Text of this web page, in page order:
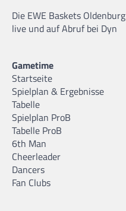
Die EWE Baskets Oldenburg
live und auf Abruf bei Dyn
Gametime
Startseite
Spielplan & Ergebnisse
Tabelle
Spielplan ProB
Tabelle ProB
6th Man
Cheerleader
Dancers
Fan Clubs